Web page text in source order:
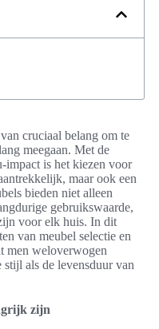
cruciaal belang om te
meegaan. Met de
impact is het kiezen voor
maar ook een
bieden niet alleen
gebruikswaarde,
voor elk huis. In dit
van meubel selectie en
men weloverwogen
als de levensduur van
zijn